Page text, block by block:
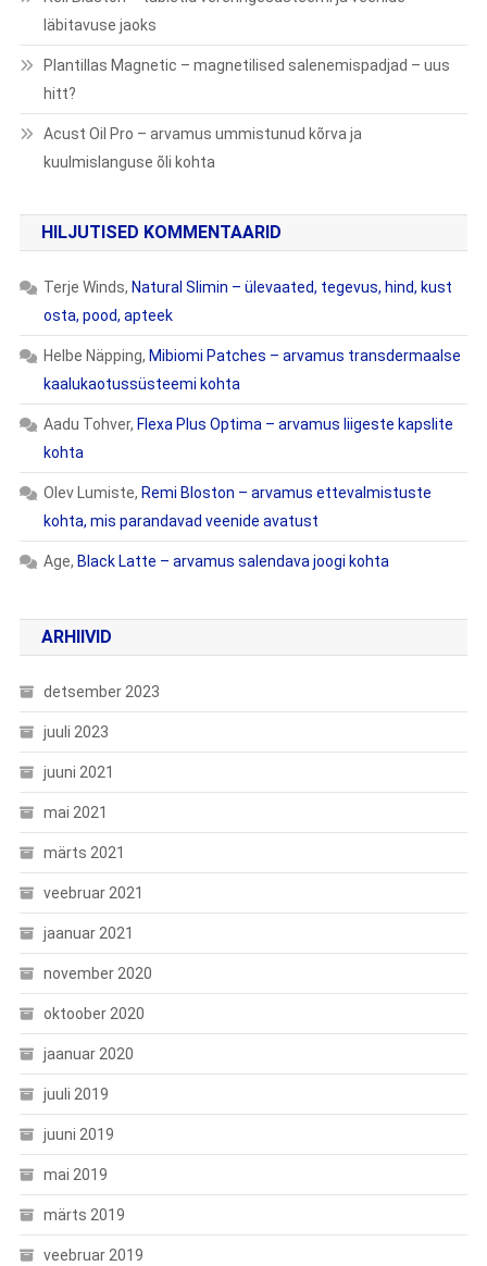
läbitavuse jaoks
Plantillas Magnetic – magnetilised salenemispadjad – uus
hitt?
Acust Oil Pro – arvamus ummistunud kõrva ja
kuulmislanguse õli kohta
HILJUTISED KOMMENTAARID
Terje Winds, Natural Slimin – ülevaated, tegevus, hind, kust
osta, pood, apteek
Helbe Näpping, Mibiomi Patches – arvamus transdermaalse
kaalukaotussüsteemi kohta
Aadu Tohver, Flexa Plus Optima – arvamus liigeste kapslite
kohta
Olev Lumiste, Remi Bloston – arvamus ettevalmistuste
kohta, mis parandavad veenide avatust
Age, Black Latte – arvamus salendava joogi kohta
ARHIIVID
detsember 2023
juuli 2023
juuni 2021
mai 2021
märts 2021
veebruar 2021
jaanuar 2021
november 2020
oktoober 2020
jaanuar 2020
juuli 2019
juuni 2019
mai 2019
märts 2019
veebruar 2019